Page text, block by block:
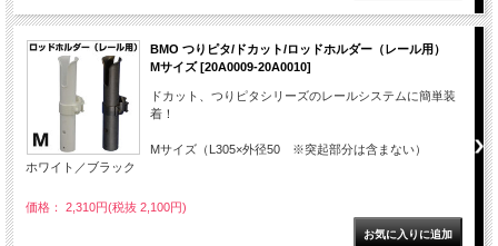
BMO つりピタ/ドカット/ロッドホルダー（レール用）
Mサイズ [20A0009-20A0010]
ドカット、つりピタシリーズのレールシステムに簡単装
着！
Mサイズ（L305×外径50 ※突起部分は含まない）
ホワイト／ブラック
価格： 2,310円(税抜 2,100円)